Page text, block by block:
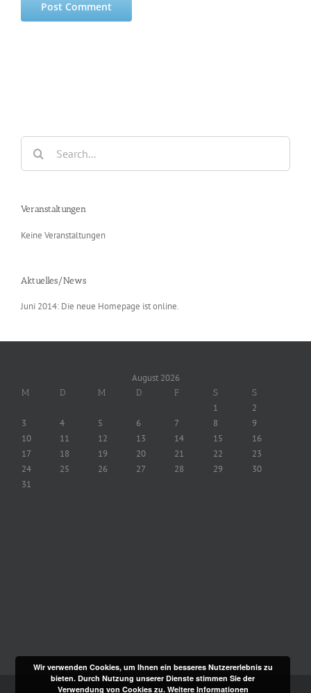
Search
Veranstaltungen
Keine Veranstaltungen
Aktuelles/News
Juni 2014: Die neue Homepage ist online.
August 2026
M D M D F S S
1
2
3
4 5 6 7 8
9
10
11 12 13 14 15
16
17
18 19 20 21 22
23
24
25 26 27 28 29
30
31
Wir verwenden Cookies, um Ihnen ein besseres Nutzererlebnis zu
bieten. Durch Nutzung unserer Dienste stimmen Sie der
Verwendung von Cookies zu. Weitere Informationen